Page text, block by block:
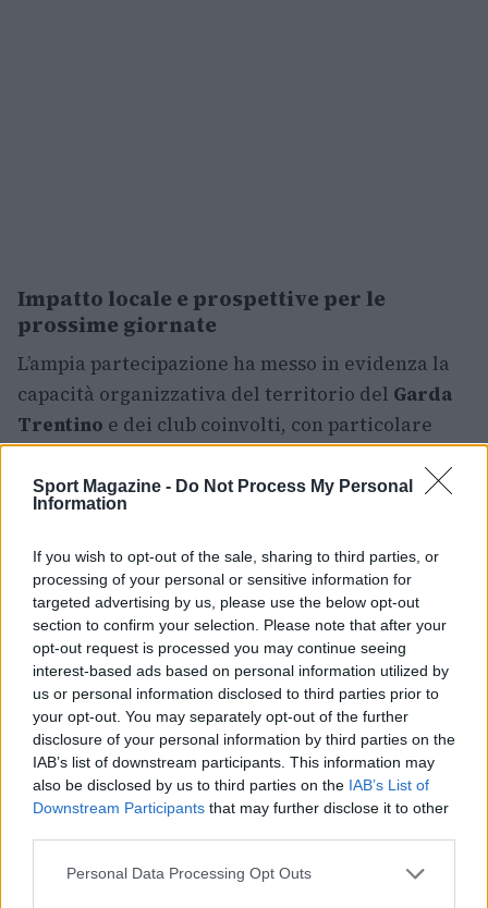
Sport Magazine - Do Not Process My Personal
Information
If you wish to opt-out of the sale, sharing to third parties, or
processing of your personal or sensitive information for
targeted advertising by us, please use the below opt-out
section to confirm your selection. Please note that after your
opt-out request is processed you may continue seeing
interest-based ads based on personal information utilized by
us or personal information disclosed to third parties prior to
your opt-out. You may separately opt-out of the further
disclosure of your personal information by third parties on the
IAB’s list of downstream participants. This information may
also be disclosed by us to third parties on the IAB’s List of
Downstream Participants that may further disclose it to other
Please note that this website/app uses one or more Google
Personal Data Processing Opt Outs
Impatto locale e prospettive per le
prossime giornate
L’ampia partecipazione ha messo in evidenza la
capacità organizzativa del territorio del Garda
Trentino e dei club coinvolti, con particolare
menzione per la Fraglia Vela Riva e gli altri
circoli che hanno supportato la logistica. Le
regate continueranno con un programma fitto:
domani è prevista la disputa di altre due prove
per tutte le flotte, ultimo atto della fase di
qualificazione, prima dell’avvio dellefinal series
in programma martedì e mercoledì.
Ilaria Mauri
Ilaria Mauri, bolognese, decise di seguire il
giornalismo sportivo dopo una notte al
commenti. In redazione predilige reportage